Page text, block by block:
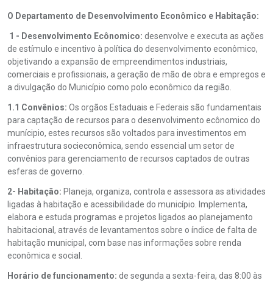
O Departamento de Desenvolvimento Econômico e Habitação:
1 - Desenvolvimento Ecônomico: desenvolve e executa as ações
de estímulo e incentivo à política do desenvolvimento econômico,
objetivando a expansão de empreendimentos industriais,
comerciais e profissionais, a geração de mão de obra e empregos e
a divulgação do Município como polo econômico da região.
1.1 Convênios: Os orgãos Estaduais e Federais são fundamentais
para captação de recursos para o desenvolvimento ecônomico do
munícipio, estes recursos são voltados para investimentos em
infraestrutura socieconômica, sendo essencial um setor de
convênios para gerenciamento de recursos captados de outras
esferas de governo.
2- Habitação: Planeja, organiza, controla e assessora as atividades
ligadas à habitação e acessibilidade do município. Implementa,
elabora e estuda programas e projetos ligados ao planejamento
habitacional, através de levantamentos sobre o índice de falta de
habitação municipal, com base nas informações sobre renda
econômica e social.
Horário de funcionamento: de segunda a sexta-feira, das 8:00 às